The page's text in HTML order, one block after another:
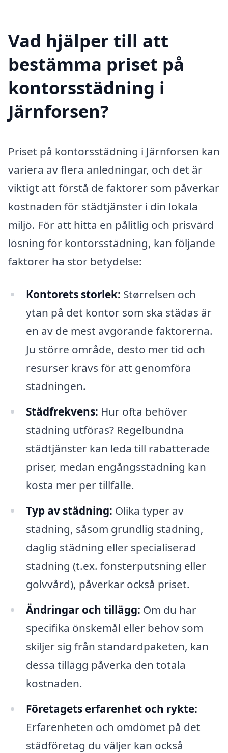
Vad hjälper till att
bestämma priset på
kontorsstädning i
Järnforsen?
Priset på kontorsstädning i Järnforsen kan
variera av flera anledningar, och det är
viktigt att förstå de faktorer som påverkar
kostnaden för städtjänster i din lokala
miljö. För att hitta en pålitlig och prisvärd
lösning för kontorsstädning, kan följande
faktorer ha stor betydelse:
Kontorets storlek: Størrelsen och
ytan på det kontor som ska städas är
en av de mest avgörande faktorerna.
Ju större område, desto mer tid och
resurser krävs för att genomföra
städningen.
Städfrekvens: Hur ofta behöver
städning utföras? Regelbundna
städtjänster kan leda till rabatterade
priser, medan engångsstädning kan
kosta mer per tillfälle.
Typ av städning: Olika typer av
städning, såsom grundlig städning,
daglig städning eller specialiserad
städning (t.ex. fönsterputsning eller
golvvård), påverkar också priset.
Ändringar och tillägg: Om du har
specifika önskemål eller behov som
skiljer sig från standardpaketen, kan
dessa tillägg påverka den totala
kostnaden.
Företagets erfarenhet och rykte:
Erfarenheten och omdömet på det
städföretag du väljer kan också